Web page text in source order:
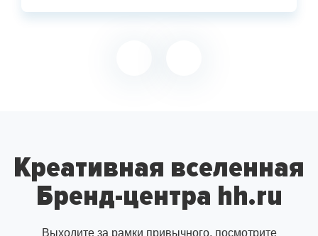
Креативная вселенная
Бренд-центра hh.ru
Выходите за рамки привычного, посмотрите